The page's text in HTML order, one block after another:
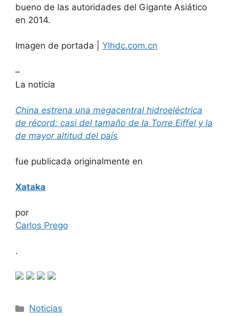
bueno de las autoridades del Gigante Asiático
en 2014.
Imagen de portada | Ylhdc.com.cn
–
La noticia
China estrena una megacentral hidroeléctrica
de récord: casi del tamaño de la Torre Eiffel y la
de mayor altitud del país
fue publicada originalmente en
Xataka
por
Carlos Prego
.
Categorías
Noticias